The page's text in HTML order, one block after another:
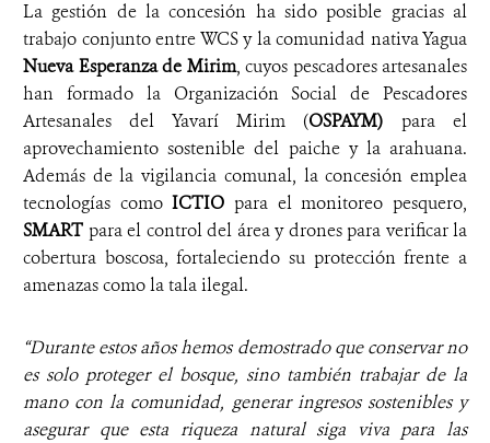
La gestión de la concesión ha sido posible gracias al
trabajo conjunto entre WCS y la comunidad nativa Yagua
Nueva Esperanza de Mirim, cuyos pescadores artesanales
han formado la Organización Social de Pescadores
Artesanales del Yavarí Mirim (OSPAYM) para el
aprovechamiento sostenible del paiche y la arahuana.
Además de la vigilancia comunal, la concesión emplea
tecnologías comoICTIO para el monitoreo pesquero,
SMART para el control del área y drones para verificar la
cobertura boscosa, fortaleciendo su protección frente a
amenazas como la tala ilegal.
“Durante estos años hemos demostrado que conservar no
es solo proteger el bosque, sino también trabajar de la
mano con la comunidad, generar ingresos sostenibles y
asegurar que esta riqueza natural siga viva para las